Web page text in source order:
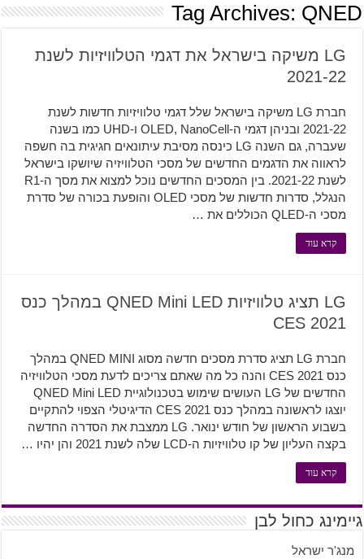
Tag Archives: QNED
LG משיקה בישראל את דגמי הטלוויזיות לשנת
2021-22
חברת LG משיקה בישראל שלל דגמי טלוויזיות חדשות לשנת
2021-22 ובניהן דגמי ה-OLED, NanoCell ו-UHD כמו בשנה
שעברה, גם השנה LG כינסה מסיבת עיתונאים חגיגית בה חשפה
לראווה את הדגמים החדשים של מסכי הטלוויזיה שיושקו בישראל
לשנת 2021-22. בין המסכים החדשים נוכל למצוא את מסך ה-R1
הנגלל, סדרות חדשות של מסכי OLED והופעת בכורה של סדרת
מסכי ה-QLED הכוללים את …
קרא עוד
LG תציג טלוויזיות QNED Mini LED במהלך כנס
CES 2021
חברת LG תציג סדרת מסכים חדשה מסוג QNED MINI במהלך
כנס CES 2021 והנה כל מה שאתם צריכים לדעת מסכי הטלוויזיה
החדשים של LG העושים שימוש בטכנולוגיית QNED Mini LED
יוצגו לראשונה במהלך כנס CES 2021 הדיגיטלי הצפוי להתקיים
בשבוע הראשון של חודש ינואר. LG ממצבת את הסדרה החדשה
בקצה העליון של קו טלוויזיות ה-LCD שלה לשנת 2021 והן יהיו …
קרא עוד
גיימינג כחול לבן
מנג'ר ישראל